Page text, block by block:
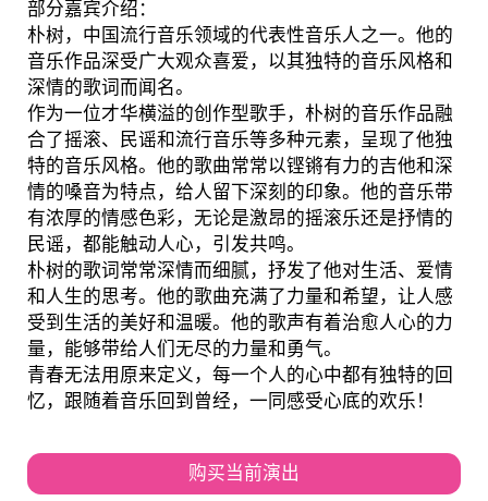
部分嘉宾介绍：
朴树，中国流行音乐领域的代表性音乐人之一。他的
音乐作品深受广大观众喜爱，以其独特的音乐风格和
深情的歌词而闻名。
作为一位才华横溢的创作型歌手，朴树的音乐作品融
合了摇滚、民谣和流行音乐等多种元素，呈现了他独
特的音乐风格。他的歌曲常常以铿锵有力的吉他和深
情的嗓音为特点，给人留下深刻的印象。他的音乐带
有浓厚的情感色彩，无论是激昂的摇滚乐还是抒情的
民谣，都能触动人心，引发共鸣。
朴树的歌词常常深情而细腻，抒发了他对生活、爱情
和人生的思考。他的歌曲充满了力量和希望，让人感
受到生活的美好和温暖。他的歌声有着治愈人心的力
量，能够带给人们无尽的力量和勇气。
青春无法用原来定义，每一个人的心中都有独特的回
忆，跟随着音乐回到曾经，一同感受心底的欢乐！
购买当前演出